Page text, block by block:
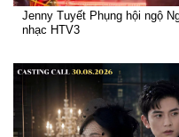
Jenny Tuyết Phụng hội ngộ
nhạc HTV3